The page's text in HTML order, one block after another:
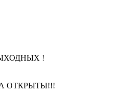
!
ОТКРЫТЫ!!!